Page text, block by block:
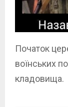
Початок
воїнських
кладовища.